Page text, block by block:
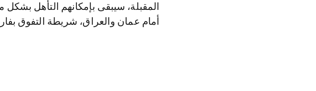
المقبلة، سيبقى بإمكانهم التأهل بشكل
أمام عمان والعراق، شريطة التفوق